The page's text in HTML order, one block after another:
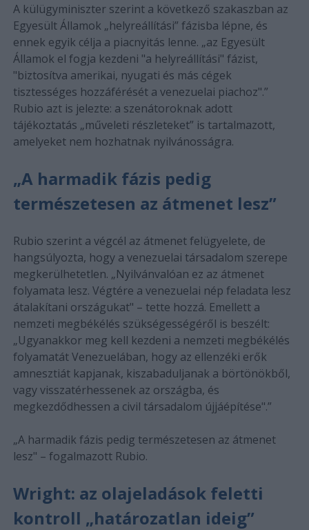
A külügyminiszter szerint a következő szakaszban az
Egyesült Államok „helyreállítási” fázisba lépne, és
ennek egyik célja a piacnyitás lenne. „az Egyesült
Államok el fogja kezdeni "a helyreállítási" fázist,
"biztosítva amerikai, nyugati és más cégek
tisztességes hozzáférését a venezuelai piachoz".”
Rubio azt is jelezte: a szenátoroknak adott
tájékoztatás „műveleti részleteket” is tartalmazott,
amelyeket nem hozhatnak nyilvánosságra.
„A harmadik fázis pedig
természetesen az átmenet lesz”
Rubio szerint a végcél az átmenet felügyelete, de
hangsúlyozta, hogy a venezuelai társadalom szerepe
megkerülhetetlen. „Nyilvánvalóan ez az átmenet
folyamata lesz. Végtére a venezuelai nép feladata lesz
átalakítani országukat" – tette hozzá. Emellett a
nemzeti megbékélés szükségességéről is beszélt:
„Ugyanakkor meg kell kezdeni a nemzeti megbékélés
folyamatát Venezuelában, hogy az ellenzéki erők
amnesztiát kapjanak, kiszabaduljanak a börtönökből,
vagy visszatérhessenek az országba, és
megkezdődhessen a civil társadalom újjáépítése".”
„A harmadik fázis pedig természetesen az átmenet
lesz" – fogalmazott Rubio.
Wright: az olajeladások feletti
kontroll „határozatlan ideig”